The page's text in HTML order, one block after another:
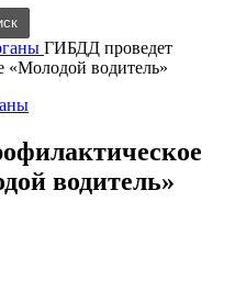
ГИБДД проведет
«Молодой водитель»
водитель»